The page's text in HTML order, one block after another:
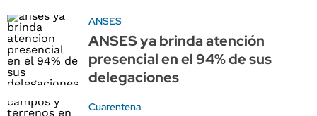
ANSES
ANSES ya brinda atención
presencial en el 94% de sus
delegaciones
Cuarentena